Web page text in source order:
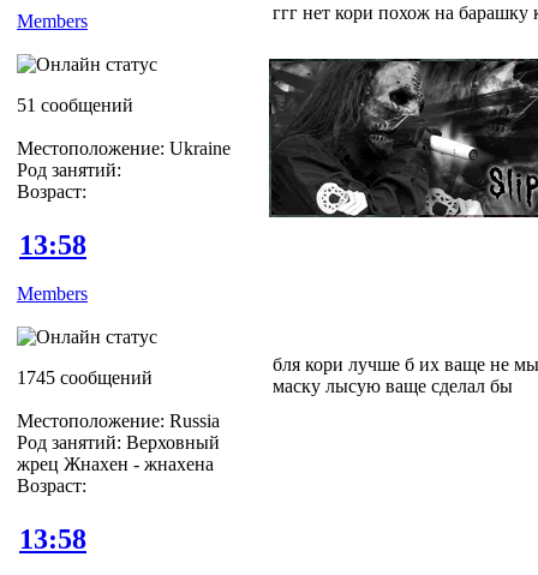
Members
51 сообщений
Местоположение: Ukraine
Род занятий:
Возраст:
ггг нет кори похож на барашку
13:58
Members
1745 сообщений
Местоположение: Russia
Род занятий: Верховный
жрец Жнахен - жнахена
Возраст:
бля кори лучше б их ваще не
маску лысую ваще сделал бы
13:58